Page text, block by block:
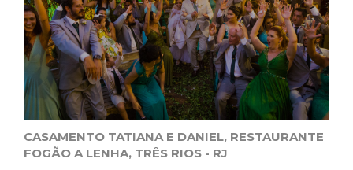
CASAMENTO TATIANA E DANIEL, RESTAURANTE
FOGÃO A LENHA, TRÊS RIOS - RJ